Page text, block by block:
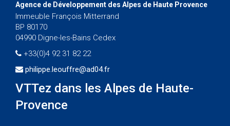
Agence de Développement des Alpes de Haute Provence
Immeuble François Mitterrand
BP 80170
04990 Digne-les-Bains Cedex
+33(0)4 92 31 82 22
philippe.leouffre@ad04.fr
VTTez dans les Alpes de Haute-
Provence